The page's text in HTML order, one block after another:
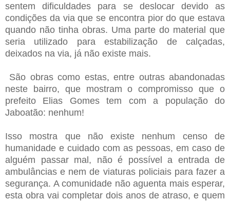
sentem dificuldades para se deslocar devido as
condições da via que se encontra pior do que estava
quando não tinha obras. Uma parte do material que
seria utilizado para estabilização de calçadas,
deixados na via, já não existe mais.
São obras como estas, entre outras abandonadas
neste bairro, que mostram o compromisso que o
prefeito Elias Gomes tem com a população do
Jaboatão: nenhum!
Isso mostra que não existe nenhum censo de
humanidade e cuidado com as pessoas, em caso de
alguém passar mal, não é possível a entrada de
ambulâncias e nem de viaturas policiais para fazer a
segurança. A comunidade não aguenta mais esperar,
esta obra vai completar dois anos de atraso, e quem